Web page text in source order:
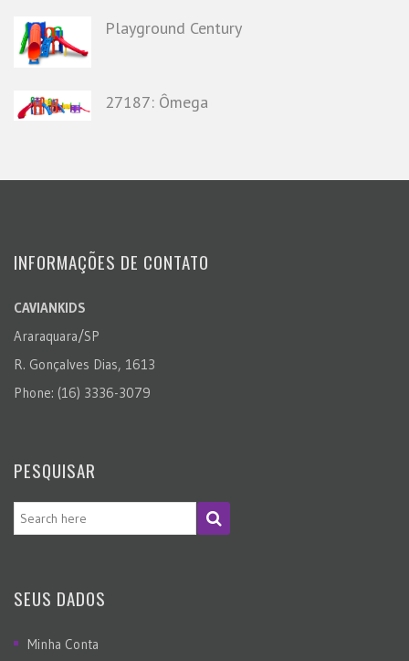
Playground Century
27187: Ômega
INFORMAÇÕES DE CONTATO
CAVIANKIDS
Araraquara/SP
R. Gonçalves Dias, 1613
Phone: (16) 3336-3079
PESQUISAR
SEUS DADOS
Minha Conta